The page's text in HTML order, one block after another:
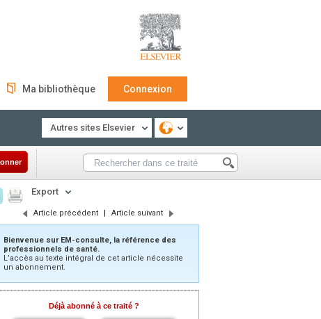
Ma bibliothèque Connexion
Autres sites Elsevier
Export
Article précédent | Article suivant
Bienvenue sur EM-consulte, la référence des
professionnels de santé.
L’accès au texte intégral de cet article nécessite
un abonnement.
Déjà abonné à ce traité ?